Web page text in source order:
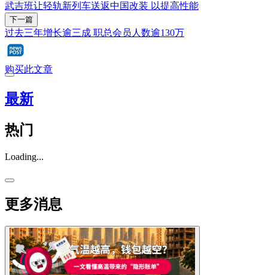
武吉班让轻轨新列车送返中国改装 以提高性能
下一篇
过去三年增长逾三成 职总会员人数逾130万
购买此文章
最新
热门
Loading...
更多消息